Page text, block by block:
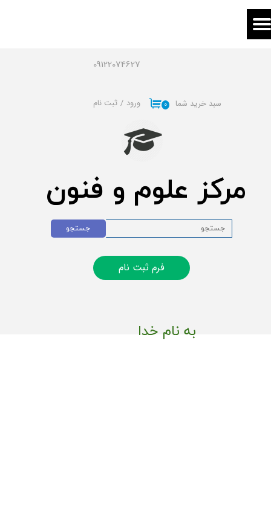
09122074627
مرکز علوم و فنون
۰ سبد خرید شما ورود / ثبت نام
حساب کاربری من
خروج از حساب کاربری
فرم ثبت نام
جستجو
به نام خدا